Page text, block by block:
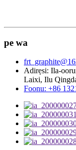
pe wa
Adirẹsi: Ila-
Laixi, Ilu
Foonu: +86